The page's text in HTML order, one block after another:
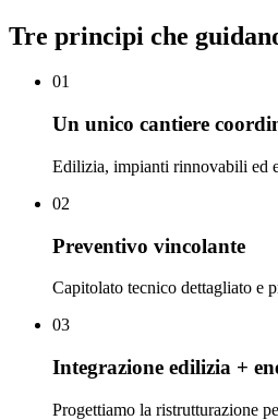
Tre principi che
01
Un unico cantiere
Edilizia, impianti rinnovabili ed
02
Preventivo vincolante
Capitolato tecnico dettagliato e
03
Integrazione edilizia +
Progettiamo la ristrutturazione